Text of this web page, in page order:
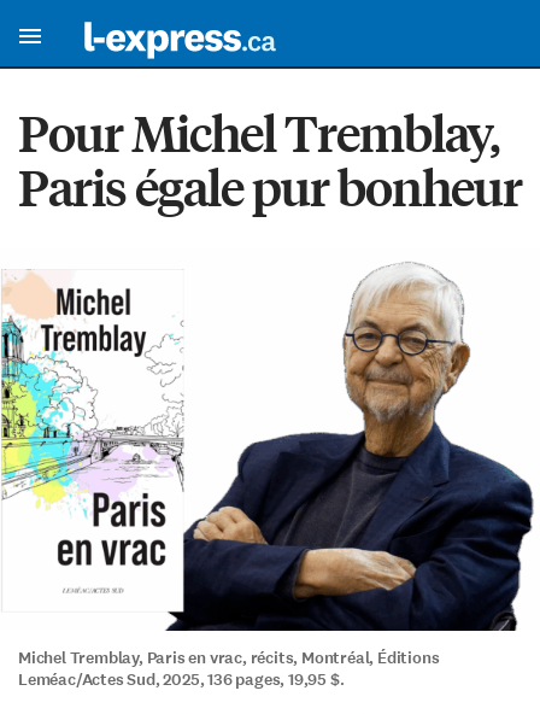
Pour Michel Tremblay,
Paris égale pur bonheur
Michel Tremblay, Paris en vrac, récits, Montréal, Éditions
Leméac/Actes Sud, 2025, 136 pages, 19,95 $.